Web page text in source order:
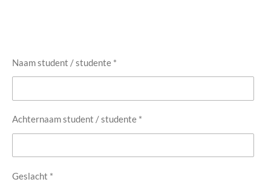
Naam student / studente *
Achternaam student / studente *
Geslacht *